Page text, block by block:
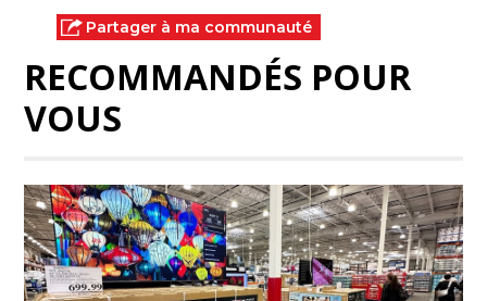
Partager à ma communauté
RECOMMANDÉS POUR
VOUS